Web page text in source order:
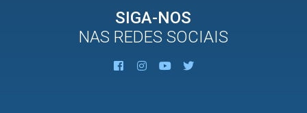
SIGA-NOS
NAS REDES SOCIAIS